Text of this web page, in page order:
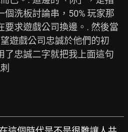
個洗板討論串，50% 玩家那
要求遊戲公司換邊。. 然後當
遊戲公司忠誠於他們的初
了忠誠二字就把我上面這句